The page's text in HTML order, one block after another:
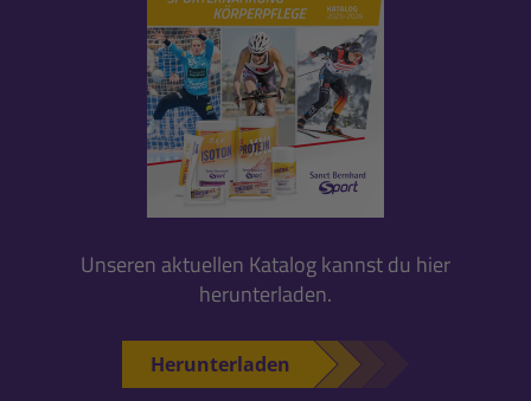
Unseren aktuellen Katalog kannst du hier
herunterladen.
Herunterladen